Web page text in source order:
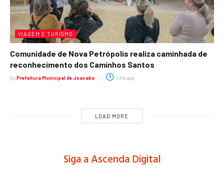
VIAGEM E TURISMO
Comunidade de Nova Petrópolis realiza caminhada de
reconhecimento dos Caminhos Santos
by Prefeitura Municipal de Joacaba 1 dia ago
LOAD MORE
Siga a Ascenda Digital